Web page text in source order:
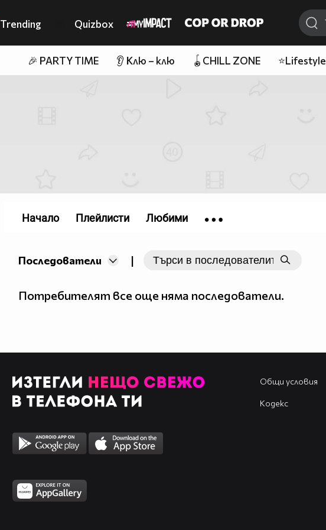
Trending Quizbox
🎉 PARTY TIME 👂 Клю – клю 🪀CHILL ZONE ⭐Lifestyle
Последователи |
Потребителят все още няма последователи.
Начало Плейлисти Любими
Общи условия
Кодекс